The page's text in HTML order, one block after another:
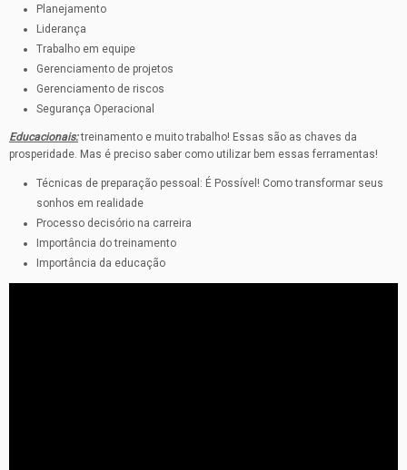
Planejamento
Liderança
Trabalho em equipe
Gerenciamento de projetos
Gerenciamento de riscos
Segurança Operacional
Educacionais:treinamento e muito trabalho! Essas são as chaves da
prosperidade. Mas é preciso saber como utilizar bem essas ferramentas!
Técnicas de preparação pessoal: É Possível! Como transformar seus
sonhos em realidade
Processo decisório na carreira
Importância do treinamento
Importância da educação